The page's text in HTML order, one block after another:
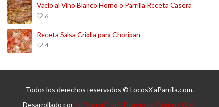
Vacío al Vino Blanco Horno o Parrilla Receta Casera
6
Receta Salsa Criolla para Choripan
4
Todos los derechos reservados © LocosXlaParrilla.com.
Desarrollado porSuPaginaGratis Diseño de Páginas Web